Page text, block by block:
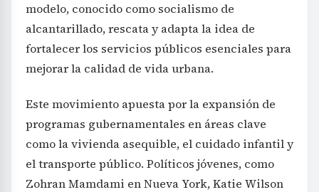
modelo, conocido como socialismo de
alcantarillado, rescata y adapta la idea de
fortalecer los servicios públicos esenciales para
mejorar la calidad de vida urbana.
Este movimiento apuesta por la expansión de
programas gubernamentales en áreas clave
como la vivienda asequible, el cuidado infantil y
el transporte público. Políticos jóvenes, como
Zohran Mamdami en Nueva York, Katie Wilson